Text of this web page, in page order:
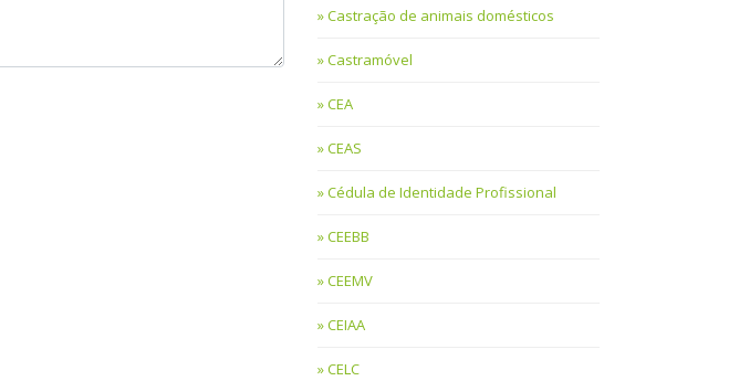
Castração de animais domésticos
Castramóvel
CEA
CEAS
Cédula de Identidade Profissional
CEEBB
CEEMV
CEIAA
CELC